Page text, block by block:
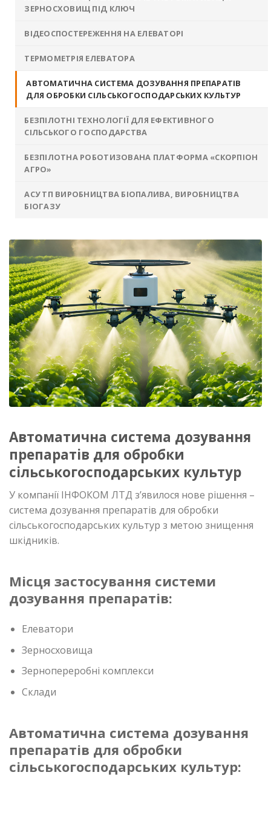
ЗЕРНОСХОВИЩ ПІД КЛЮЧ
ВІДЕОСПОСТЕРЕЖЕННЯ НА ЕЛЕВАТОРІ
ТЕРМОМЕТРІЯ ЕЛЕВАТОРА
АВТОМАТИЧНА СИСТЕМА ДОЗУВАННЯ ПРЕПАРАТІВ
ДЛЯ ОБРОБКИ СІЛЬСЬКОГОСПОДАРСЬКИХ КУЛЬТУР
БЕЗПІЛОТНІ ТЕХНОЛОГІЇ ДЛЯ ЕФЕКТИВНОГО
СІЛЬСЬКОГО ГОСПОДАРСТВА
БЕЗПІЛОТНА РОБОТИЗОВАНА ПЛАТФОРМА «СКОРПІОН
АГРО»
АСУ ТП ВИРОБНИЦТВА БІОПАЛИВА, ВИРОБНИЦТВА
БІОГАЗУ
Автоматична система дозування
препаратів для обробки
сільськогосподарських культур
У компанії ІНФОКОМ ЛТД з’явилося нове рішення –
система дозування препаратів для обробки
сільськогосподарських культур з метою знищення
шкідників.
Місця застосування системи
дозування препаратів:
Елеватори
Зерносховища
Зернопереробні комплекси
Склади
Автоматична система дозування
препаратів для обробки
сільськогосподарських культур: